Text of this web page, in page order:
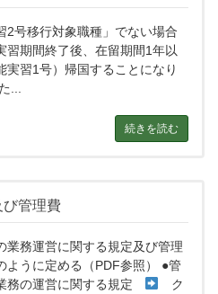
2号移行対象職種」でない場合
習期間終了後、在留期間1年以
実習1号）帰国することになり
...
続きを読む
び管理費
業務運営に関する規定及び管理
ように定める（PDF参照） ●管
務の運営に関する規定
ク